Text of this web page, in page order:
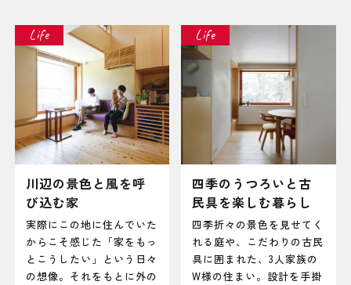
Life
川辺の景色と風を呼
び込む家
実際にこの地に住んでいた
からこそ感じた「家をもっ
とこうしたい」という日々
の想像。それをもとに外の
Life
四季のうつろいと古
民具を楽しむ暮らし
四季折々の景色を見せてく
れる庭や、こだわりの古民
具に囲まれた、3人家族の
W様の住まい。設計を手掛